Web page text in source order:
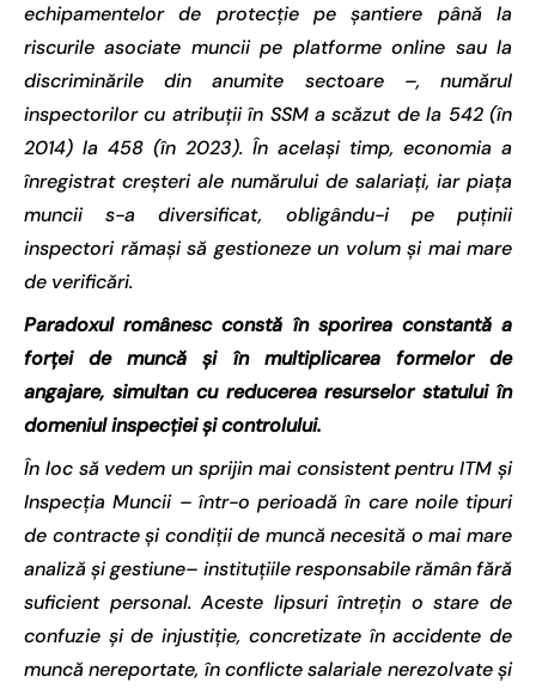
echipamentelor de protecție pe șantiere până la
riscurile asociate muncii pe platforme online sau la
discriminările din anumite sectoare –, numărul
inspectorilor cu atribuții în SSM a scăzut de la 542 (în
2014) la 458 (în 2023). În același timp, economia a
înregistrat creșteri ale numărului de salariați, iar piața
muncii s-a diversificat, obligându-i pe puținii
inspectori rămași să gestioneze un volum și mai mare
de verificări.
Paradoxul românesc constă în sporirea constantă a
forței de muncă și în multiplicarea formelor de
angajare, simultan cu reducerea resurselor statului în
domeniul inspecției și controlului.
În loc să vedem un sprijin mai consistent pentru ITM și
Inspecția Muncii – într-o perioadă în care noile tipuri
de contracte și condiții de muncă necesită o mai mare
analiză și gestiune– instituțiile responsabile rămân fără
suficient personal. Aceste lipsuri întrețin o stare de
confuzie și de injustiție, concretizate în accidente de
muncă nereportate, în conflicte salariale nerezolvate și